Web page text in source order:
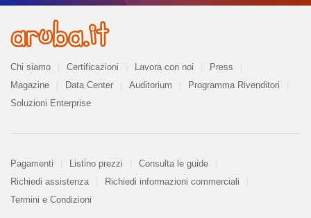
Azienda
Chi siamo Certificazioni Lavora con noi
Press
Magazine
Data Center Auditorium
Programma Rivenditori
Soluzioni Enterprise
Pagamenti
Pagamenti Listino prezzi
Consulta le guide
Richiedi assistenza
Richiedi informazioni commerciali
Termini e Condizioni